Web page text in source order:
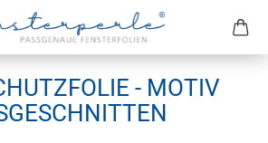
- MOTIV